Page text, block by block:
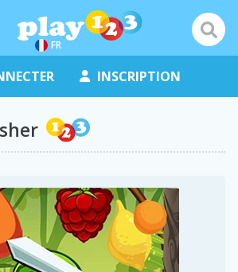
FR
INSCRIPTION